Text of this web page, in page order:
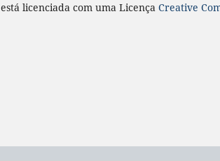
está licenciada com uma Licença Creative